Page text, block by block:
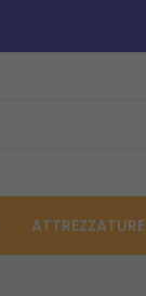
ATTREZZATURE